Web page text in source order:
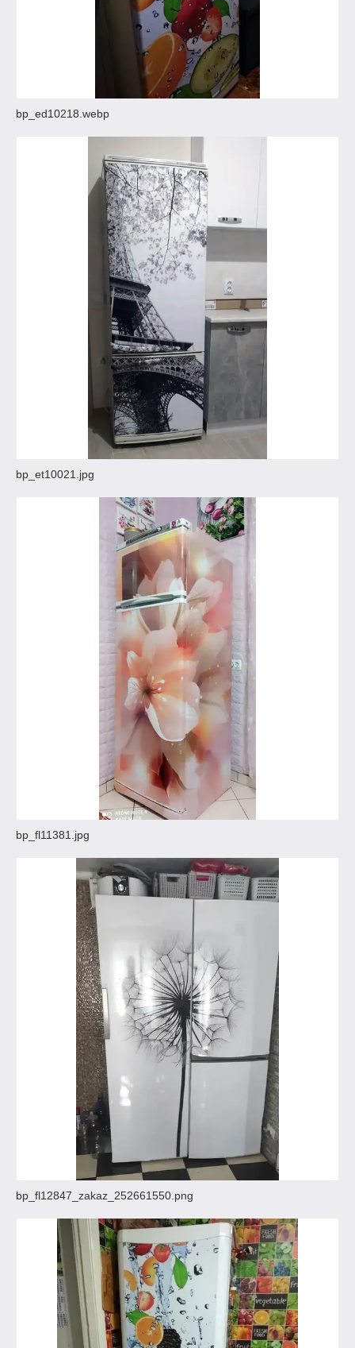
bp_ed10218.webp
bp_et10021.jpg
bp_fl11381.jpg
bp_fl12847_zakaz_252661550.png